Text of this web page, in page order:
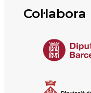
Col·labora